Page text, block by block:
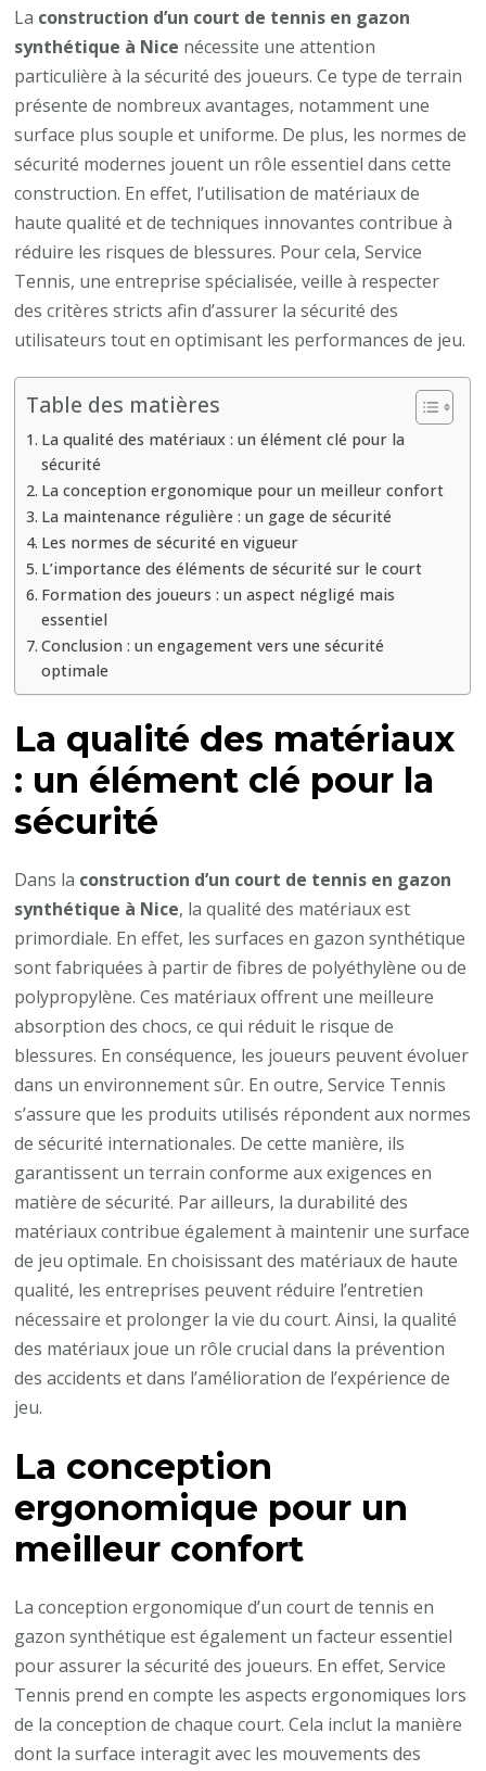
la
sécurité
des
joueurs
est-
elle
prise
en
compte
lors
de
la
de
tennis
en
gazon
synthétique
à
?
La construction d’un court de tennis en gazon
synthétique à Nice nécessite une attention
particulière à la sécurité des joueurs. Ce type de terrain
présente de nombreux avantages, notamment une
surface plus souple et uniforme. De plus, les normes de
sécurité modernes jouent un rôle essentiel dans cette
construction. En effet, l’utilisation de matériaux de
haute qualité et de techniques innovantes contribue à
réduire les risques de blessures. Pour cela, Service
Tennis, une entreprise spécialisée, veille à respecter
des critères stricts afin d’assurer la sécurité des
utilisateurs tout en optimisant les performances de jeu.
Table des matières
La qualité des matériaux : un élément clé pour la
sécurité
La conception ergonomique pour un meilleur confort
La maintenance régulière : un gage de sécurité
Les normes de sécurité en vigueur
L’importance des éléments de sécurité sur le court
Formation des joueurs : un aspect négligé mais
essentiel
Conclusion : un engagement vers une sécurité
optimale
La qualité des matériaux
: un élément clé pour la
sécurité
Dans la construction d’un court de tennis en gazon
synthétique à Nice, la qualité des matériaux est
primordiale. En effet, les surfaces en gazon synthétique
sont fabriquées à partir de fibres de polyéthylène ou de
polypropylène. Ces matériaux offrent une meilleure
absorption des chocs, ce qui réduit le risque de
blessures. En conséquence, les joueurs peuvent évoluer
dans un environnement sûr. En outre, Service Tennis
s’assure que les produits utilisés répondent aux normes
de sécurité internationales. De cette manière, ils
garantissent un terrain conforme aux exigences en
matière de sécurité. Par ailleurs, la durabilité des
matériaux contribue également à maintenir une surface
de jeu optimale. En choisissant des matériaux de haute
qualité, les entreprises peuvent réduire l’entretien
nécessaire et prolonger la vie du court. Ainsi, la qualité
des matériaux joue un rôle crucial dans la prévention
des accidents et dans l’amélioration de l’expérience de
jeu.
La conception
ergonomique pour un
meilleur confort
La conception ergonomique d’un court de tennis en
gazon synthétique est également un facteur essentiel
pour assurer la sécurité des joueurs. En effet, Service
Tennis prend en compte les aspects ergonomiques lors
de la conception de chaque court. Cela inclut la manière
dont la surface interagit avec les mouvements des